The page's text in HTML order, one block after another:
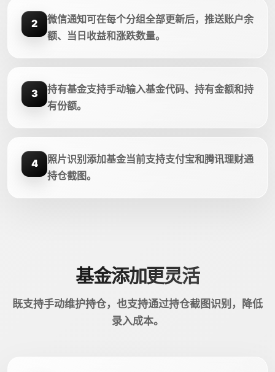
2
微信通知可在每个分组全部更新后，推送账户余
额、当日收益和涨跌数量。
3
持有基金支持手动输入基金代码、持有金额和持
有份额。
4
照片识别添加基金当前支持支付宝和腾讯理财通
持仓截图。
基金添加更灵活
既支持手动维护持仓，也支持通过持仓截图识别，降低
录入成本。